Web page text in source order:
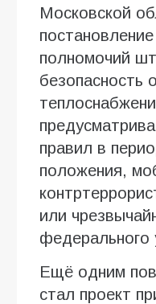
Московской
полномочий
безопасность
правил в
положения,
или
федерального
Ещё одним
стал проект